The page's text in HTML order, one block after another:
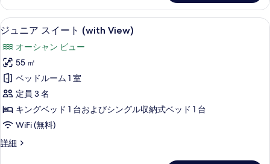
表
示
す
る
Bed)
の
す
べ
て
の
写
真
を
表
ー
ム
(Prestige
with
Rollaway
Bed)
の
詳
細
ジ
ュ
ニ
ア
ス
イ
ー
ト
(with
ジュニア スイート (with View) | リビ
13
ジュニア スイート (with View)
オーシャン ビュー
55 ㎡
ベッドルーム 1 室
定員 3 名
キングベッド 1 台およびシングル収納式ベッド 1 台
WiFi (無料)
詳細
ジ